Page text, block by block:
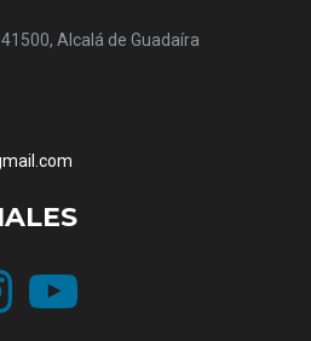
Alcalá de Guadaíra